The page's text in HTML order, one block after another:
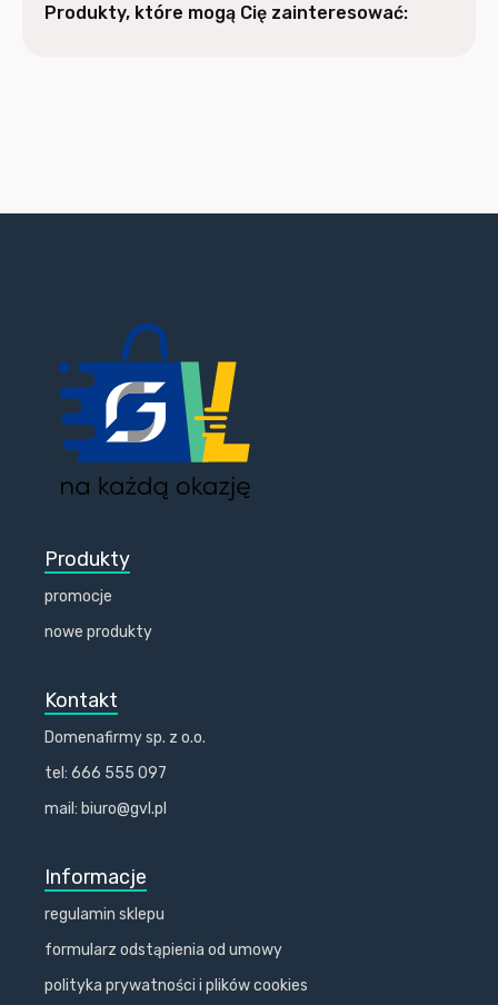
Produkty, które mogą Cię zainteresować:
Produkty
promocje
nowe produkty
Kontakt
Domenafirmy sp. z o.o.
tel: 666 555 097
mail: biuro@gvl.pl
Informacje
regulamin sklepu
formularz odstąpienia od umowy
polityka prywatności i plików cookies